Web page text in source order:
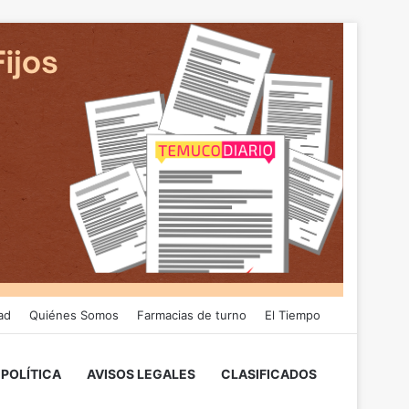
Quiénes Somos Farmacias de turno El Tiempo
POLÍTICA AVISOS LEGALES CLASIFICADOS